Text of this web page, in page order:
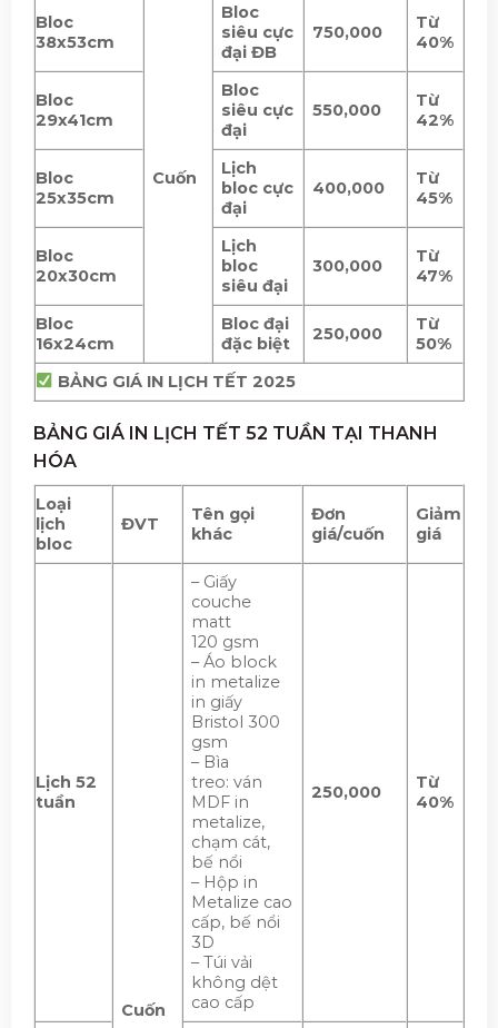
Bloc
38x53cm
Cuốn
Bloc
siêu cực
đại ĐB
750,000
Từ
40%
Bloc
29x41cm
Bloc
siêu cực
đại
550,000
Từ
42%
Bloc
25x35cm
Lịch
bloc cực
đại
400,000
Từ
45%
Bloc
20x30cm
Lịch
bloc
siêu đại
300,000
Từ
47%
Bloc
16x24cm
Bloc đại
đặc biệt
250,000
Từ
50%
BẢNG GIÁ IN LỊCH TẾT 2025
BẢNG GIÁ IN LỊCH TẾT 52 TUẦN TẠI THANH
HÓA
Loại
lịch
bloc
ĐVT
Tên gọi
khác
Đơn
giá/cuốn
Giảm
giá
Lịch 52
tuần
Cuốn
– Giấy
couche
matt
120 gsm
– Áo block
in metalize
in giấy
Bristol 300
gsm
– Bìa
treo: ván
MDF in
metalize,
chạm cát,
bế nổi
– Hộp in
Metalize cao
cấp, bế nổi
3D
– Túi vải
không dệt
cao cấp
250,000
Từ
40%